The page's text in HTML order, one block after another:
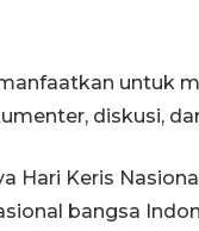
untuk
diskusi,
Hari Keris
bangsa